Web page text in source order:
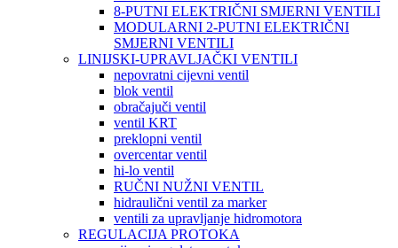
8-PUTNI ELEKTRIČNI SMJERNI VENTILI
MODULARNI 2-PUTNI ELEKTRIČNI
SMJERNI VENTILI
LINIJSKI-UPRAVLJAČKI VENTILI
nepovratni cijevni ventil
blok ventil
obračajuči ventil
ventil KRT
preklopni ventil
overcentar ventil
hi-lo ventil
RUČNI NUŽNI VENTIL
hidraulični ventil za marker
ventili za upravljanje hidromotora
REGULACIJA PROTOKA